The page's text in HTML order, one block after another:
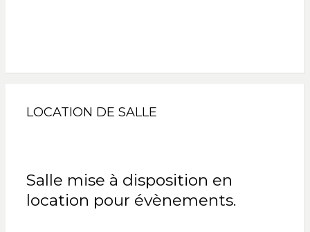
LOCATION DE SALLE
Salle mise à disposition en
location pour évènements.